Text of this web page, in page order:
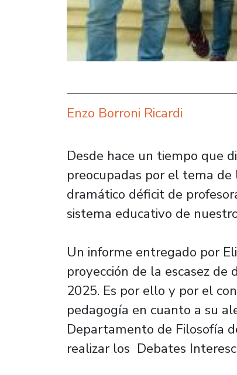
Enzo Borroni Ricardi
Desde hace un tiempo que
preocupadas por el tema
dramático déficit de
sistema educativo de
Un informe entregado por
proyección de la escasez
2025. Es por ello y por el
pedagogía en cuanto a su
Departamento de Filosofía
realizar los Debates